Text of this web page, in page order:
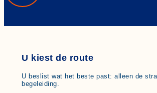
U kiest de route
U beslist wat het beste past: alleen de
begeleiding.